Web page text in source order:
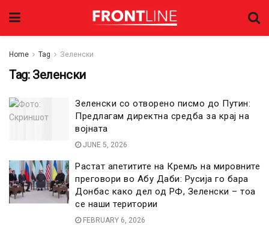
Home Tag Зеленски
Tag: Зеленски
Зеленски со отворено писмо до Путин:
Предлагам директна средба за крај на
војната
JUNE 5, 2026
Растат апетитите на Кремљ на мировните
преговори во Абу Даби: Русија го бара
Донбас како дел од РФ, Зеленски – тоа
се наши територии
FEBRUARY 6, 2026